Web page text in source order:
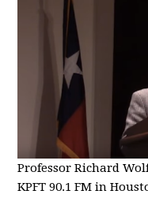
Professor Richard
KPFT 90.1 FM in